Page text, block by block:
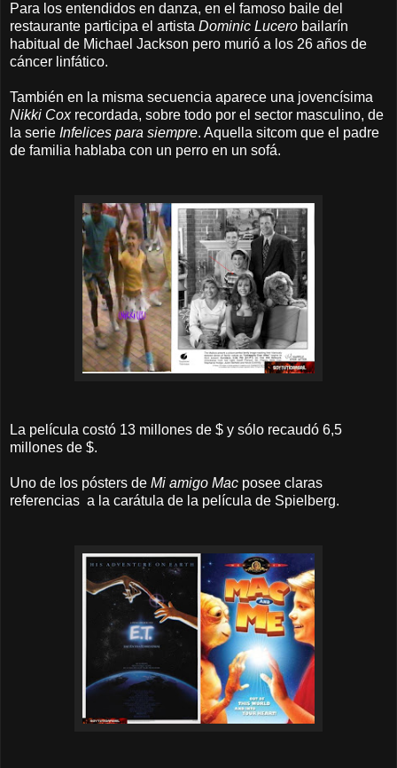
Para los entendidos en danza, en el famoso baile del
restaurante participa el artista Dominic Lucero bailarín
habitual de Michael Jackson pero murió a los 26 años de
cáncer linfático.
También en la misma secuencia aparece una jovencísima
Nikki Coxrecordada, sobre todo por el sector masculino, de
la serie Infelices para siempre. Aquella sitcom que el padre
de familia hablaba con un perro en un sofá.
La película costó 13 millones de $ y sólo recaudó 6,5
millones de $.
Uno de los pósters de Mi amigo Mac posee claras
referencias a la carátula de la película de Spielberg.